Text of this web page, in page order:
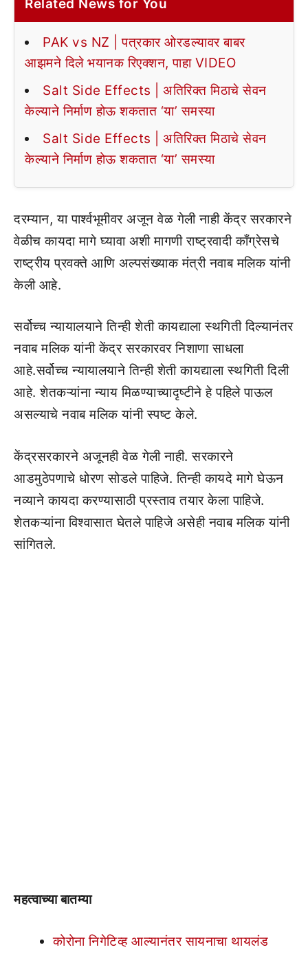
Related News for You
PAK vs NZ | पत्रकार ओरडल्यावर बाबर
आझमने दिले भयानक रिएक्शन, पाहा VIDEO
Salt Side Effects | अतिरिक्त मिठाचे सेवन
केल्याने निर्माण होऊ शकतात ‘या’ समस्या
Salt Side Effects | अतिरिक्त मिठाचे सेवन
केल्याने निर्माण होऊ शकतात ‘या’ समस्या
दरम्यान, या पार्श्वभूमीवर अजून वेळ गेली नाही केंद्र सरकारने
वेळीच कायदा मागे घ्यावा अशी मागणी राष्ट्रवादी काँग्रेसचे
राष्ट्रीय प्रवक्ते आणि अल्पसंख्याक मंत्री नवाब मलिक यांनी
केली आहे.
सर्वोच्च न्यायालयाने तिन्ही शेती कायद्याला स्थगिती दिल्यानंतर
नवाब मलिक यांनी केंद्र सरकारवर निशाणा साधला
आहे.सर्वोच्च न्यायालयाने तिन्ही शेती कायद्याला स्थगिती दिली
आहे. शेतकऱ्यांना न्याय मिळण्याच्यादृष्टीने हे पहिले पाऊल
असल्याचे नवाब मलिक यांनी स्पष्ट केले.
केंद्रसरकारने अजूनही वेळ गेली नाही. सरकारने
आडमुठेपणाचे धोरण सोडले पाहिजे. तिन्ही कायदे मागे घेऊन
नव्याने कायदा करण्यासाठी प्रस्ताव तयार केला पाहिजे.
शेतकऱ्यांना विश्वासात घेतले पाहिजे असेही नवाब मलिक यांनी
सांगितले.
महत्वाच्या बातम्या
कोरोना निगेटिव्ह आल्यानंतर सायनाचा थायलंड